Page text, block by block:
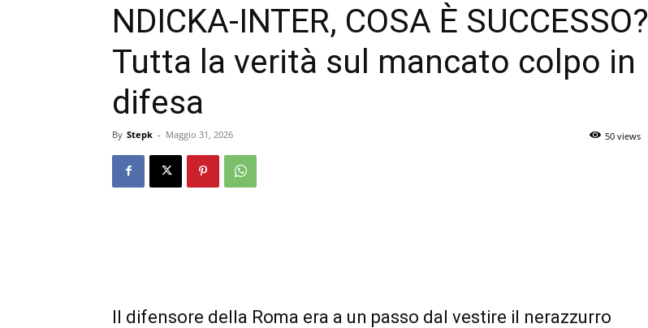
NDICKA-INTER, COSA È SUCCESSO?
Tutta la verità sul mancato colpo in
difesa
By Stepk - Maggio 31, 2026 50 views
Il difensore della Roma era a un passo dal vestire il nerazzurro